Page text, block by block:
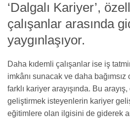
‘Dalgalı Kariyer’,
çalışanlar arasında
yaygınlaşıyor.
Daha kıdemli çalışanlar ise iş
imkânı sunacak ve daha bağımsız
farklı kariyer arayışında. Bu
geliştirmek isteyenlerin kariyer
eğitimlere olan ilgisini de giderek